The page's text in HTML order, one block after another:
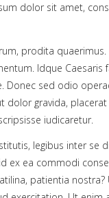
dolor sit amet,
prodita
Idque Caesaris
Donec sed odio
dolor gravida,
iudicaretur.
legibus inter se
ex ea commodi
patientia